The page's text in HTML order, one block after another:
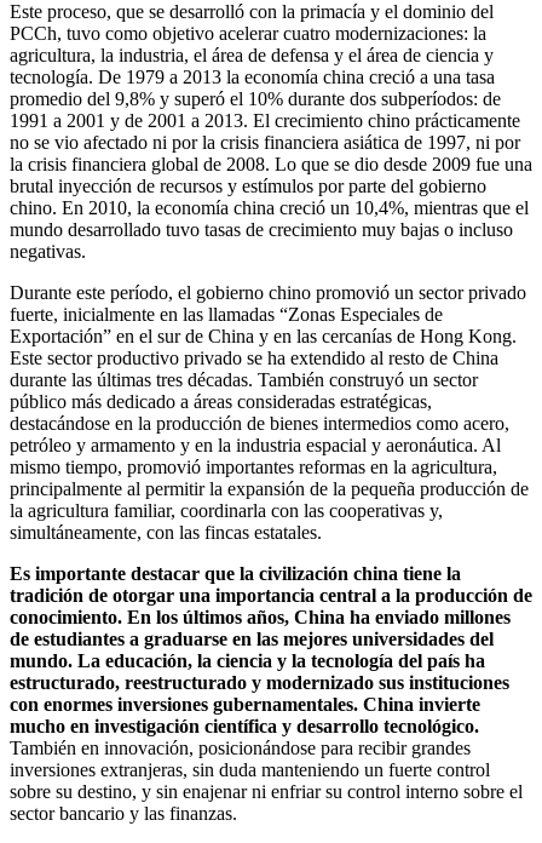
Este proceso, que se desarrolló con la primacía y el dominio del
PCCh, tuvo como objetivo acelerar cuatro modernizaciones: la
agricultura, la industria, el área de defensa y el área de ciencia y
tecnología. De 1979 a 2013 la economía china creció a una tasa
promedio del 9,8% y superó el 10% durante dos subperíodos: de
1991 a 2001 y de 2001 a 2013. El crecimiento chino prácticamente
no se vio afectado ni por la crisis financiera asiática de 1997, ni por
la crisis financiera global de 2008. Lo que se dio desde 2009 fue una
brutal inyección de recursos y estímulos por parte del gobierno
chino. En 2010, la economía china creció un 10,4%, mientras que el
mundo desarrollado tuvo tasas de crecimiento muy bajas o incluso
negativas.
Durante este período, el gobierno chino promovió un sector privado
fuerte, inicialmente en las llamadas “Zonas Especiales de
Exportación” en el sur de China y en las cercanías de Hong Kong.
Este sector productivo privado se ha extendido al resto de China
durante las últimas tres décadas. También construyó un sector
público más dedicado a áreas consideradas estratégicas,
destacándose en la producción de bienes intermedios como acero,
petróleo y armamento y en la industria espacial y aeronáutica. Al
mismo tiempo, promovió importantes reformas en la agricultura,
principalmente al permitir la expansión de la pequeña producción de
la agricultura familiar, coordinarla con las cooperativas y,
simultáneamente, con las fincas estatales.
Es importante destacar que la civilización china tiene la
tradición de otorgar una importancia central a la producción de
conocimiento. En los últimos años, China ha enviado millones
de estudiantes a graduarse en las mejores universidades del
mundo. La educación, la ciencia y la tecnología del país ha
estructurado, reestructurado y modernizado sus instituciones
con enormes inversiones gubernamentales. China invierte
mucho en investigación científica y desarrollo tecnológico.
También en innovación, posicionándose para recibir grandes
inversiones extranjeras, sin duda manteniendo un fuerte control
sobre su destino, y sin enajenar ni enfriar su control interno sobre el
sector bancario y las finanzas.